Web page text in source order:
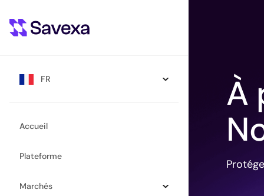
FR
Accueil
Plateforme
Marchés
À